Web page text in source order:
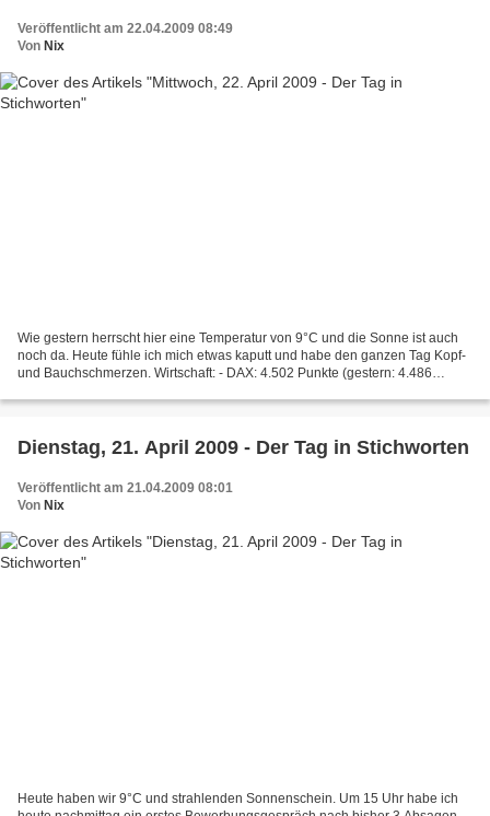
Veröffentlicht am 22.04.2009 08:49
Von Nix
Wie gestern herrscht hier eine Temperatur von 9°C und die Sonne ist auch
noch da. Heute fühle ich mich etwas kaputt und habe den ganzen Tag Kopf-
und Bauchschmerzen. Wirtschaft: - DAX: 4.502 Punkte (gestern: 4.486
Dienstag, 21. April 2009 - Der Tag in Stichworten
Veröffentlicht am 21.04.2009 08:01
Von Nix
Heute haben wir 9°C und strahlenden Sonnenschein. Um 15 Uhr habe ich